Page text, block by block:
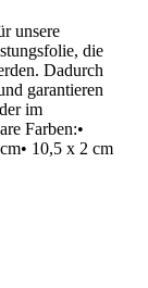
unsere
die
Dadurch
garantieren
im
Farben:•
10,5 x 2 cm